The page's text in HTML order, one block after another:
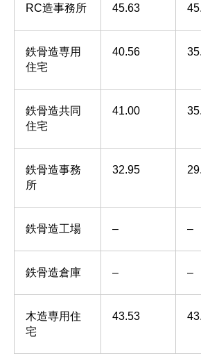
RC造事務所 45.63
鉄骨造専用
住宅
40.56
鉄骨造共同
住宅
41.00
鉄骨造事務
所
32.95
鉄骨造工場 – –
鉄骨造倉庫 – –
木造専用住
宅
43.53